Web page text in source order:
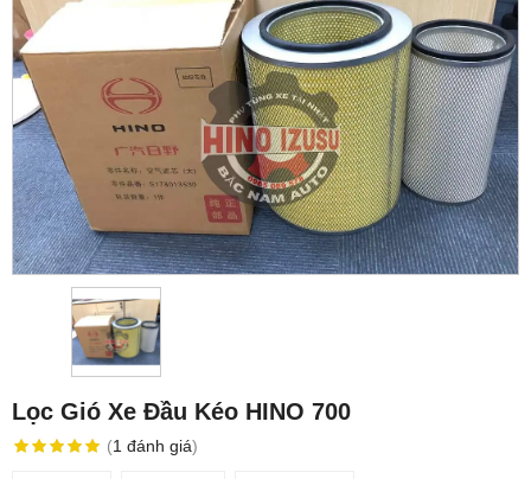
Lọc Gió Xe Đầu Kéo HINO 700
(1 đánh giá)